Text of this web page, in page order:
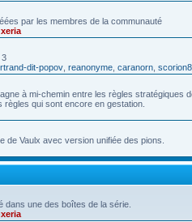
par les membres de la communauté
3
dit-popov reanonyme caranorn
à mi-chemin entre les règles stratégiques
qui sont encore en gestation.
de Vaulx avec version unifiée des pions.
dans une des boîtes de la série.